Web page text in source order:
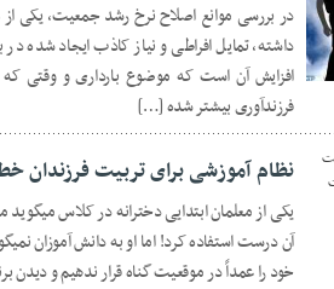
در بررسی موانع اصلاح نرخ رشد جمعیت، یکی
داشته، تمایل افراطی و نیاز کاذب ایجاد شده
افزایش آن است که موضوع بارداری و وقتی که
فرزندآوری بیشتر شده […]
نظام آموزشی برای تربیت فرزندان
یکی از معلمان ابتدایی دخترانه در کلاس
آن درست استفاده کرد! اما او به دانش آموزان
خود را عمداً در موقعیت گناه قرار ندهیم و